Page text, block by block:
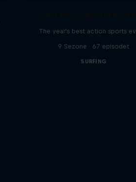
The year's best action sports
9 Sezone · 67 episodet
SURFING